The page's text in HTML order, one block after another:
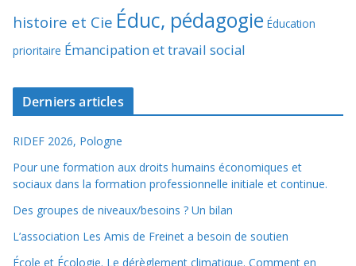
histoire et Cie Éduc, pédagogie Éducation
prioritaire Émancipation et travail social
Derniers articles
RIDEF 2026, Pologne
Pour une formation aux droits humains économiques et
sociaux dans la formation professionnelle initiale et continue.
Des groupes de niveaux/besoins ? Un bilan
L’association Les Amis de Freinet a besoin de soutien
École et Écologie. Le dérèglement climatique. Comment en